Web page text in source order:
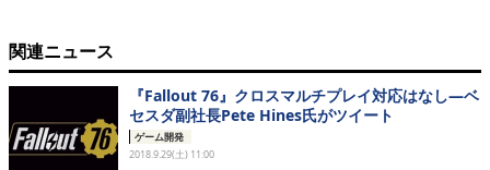
関連ニュース
『Fallout 76』クロスマルチプレイ対応はなし―ベ
セスダ副社長Pete Hines氏がツイート
ゲーム開発
2018.9.29(土) 11:00